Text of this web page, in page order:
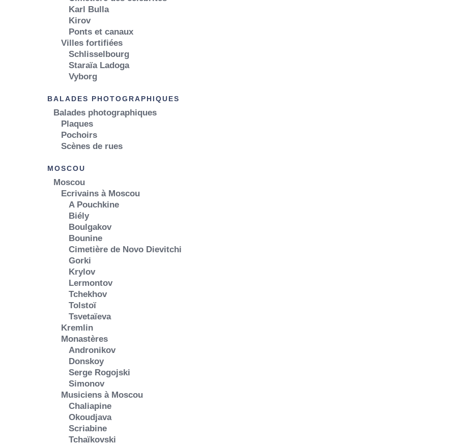
Karl Bulla
Kirov
Ponts et canaux
Villes fortifiées
Schlisselbourg
Staraïa Ladoga
Vyborg
BALADES PHOTOGRAPHIQUES
Balades photographiques
Plaques
Pochoirs
Scènes de rues
MOSCOU
Moscou
Ecrivains à Moscou
A Pouchkine
Biély
Boulgakov
Bounine
Cimetière de Novo Dievitchi
Gorki
Krylov
Lermontov
Tchekhov
Tolstoï
Tsvetaïeva
Kremlin
Monastères
Andronikov
Donskoy
Serge Rogojski
Simonov
Musiciens à Moscou
Chaliapine
Okoudjava
Scriabine
Tchaïkovski